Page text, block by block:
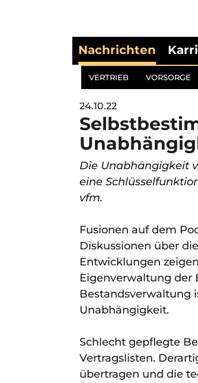
Nachrichten
VERTRIEB VORSORGE
24.10.22
Die Unabhängigkeit
eine
vfm.
Fusionen auf dem
Diskussionen über
Entwicklungen
Eigenverwaltung der
Bestandsverwaltung
Unabhängigkeit.
Schlecht gepflegte
Vertragslisten.
übertragen und die